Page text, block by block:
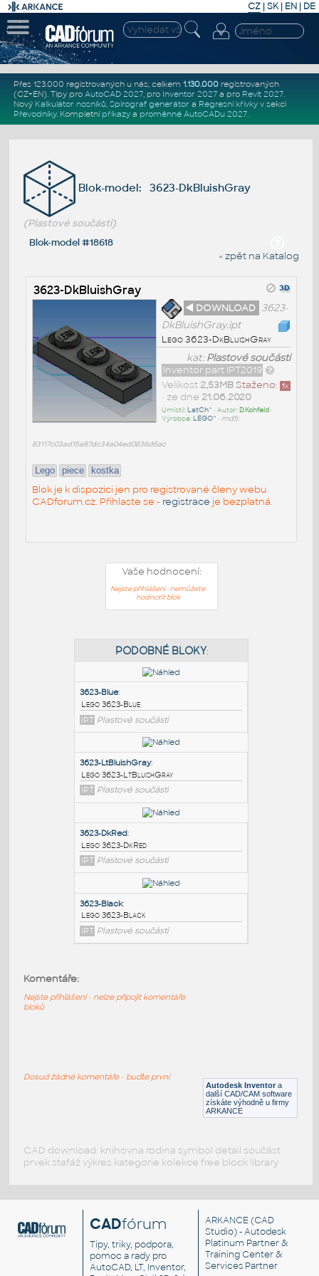
CZ | SK| EN | DE
Přes 123.000 registrovaných u nás, celkem 1.130.000registrovaných
(CZ+EN). Tipy pro AutoCAD 2027, pro Inventor 2027a pro Revit 2027.
Nový Kalkulátor nosníků, Spirograf generátor a Regresní křivkyv sekci
Převodníky. Kompletní příkazya proměnné AutoCADu 2027.
Blok-model: 3623-DkBluishGray
(Plastové součásti)
Blok-model #18618
« zpět na Katalog
3623-DkBluishGray
◄ DOWNLOAD 3623-
DkBluishGray.ipt
Lego 3623-DkBluishGray
kat:Plastové součásti
Inventor part IPT2019
Staženo: 1x
Velikost 2,53MB
• ze dne 21.06.2020
Umístil: LatCh^ • Autor: D.Kohfeld•
Výrobce: LEGO^ • md5:
83117c03ad15a87dc34a04ed0836d6ac
Lego piece kostka
Blok je k dispozici jen pro registrované členy webu
CADforum.cz. Přihlaste se - registrace je bezplatná.
Vaše hodnocení:
Nejste přihlášeni - nemůžete
hodnotit blok
PODOBNÉ BLOKY
Lego 3623-Blue
IPT Plastové součásti
3623-LtBluishGray:
Lego 3623-LtBluishGray
IPT Plastové součásti
Lego 3623-DkRed
Lego 3623-Black
Autodesk Inventor a
další CAD/CAM software
získáte výhodně u firmy
ARKANCE
Komentáře:
Nejste přihlášeni - nelze připojit komentáře
bloků
Dosud žádné komentáře - buďte první
CAD download: knihovna rodina symbol detail součást
prvek stafáž výkres kategorie kolekce free block library
CADfórum
Tipy, triky, podpora,
pomoc a rady pro
AutoCAD, LT, Inventor,
ARKANCE (CAD
Studio) - Autodesk
Platinum Partner &
Training Center &
Services Partner